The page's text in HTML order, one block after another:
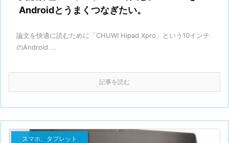
Androidとうまくつなぎたい。
論文を快適に読むために「CHUWI Hipad Xpro」という10インチ
のAndroid ...
記事を読む
スマホ、タブレット